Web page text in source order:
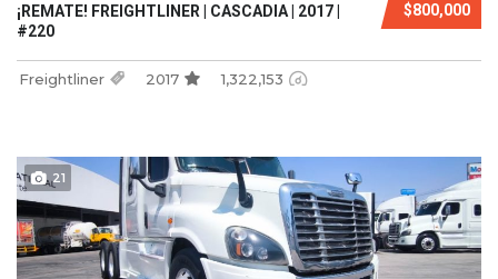
$800,000
¡REMATE! FREIGHTLINER | CASCADIA | 2017 |
#220
Freightliner 2017 1,322,153
21